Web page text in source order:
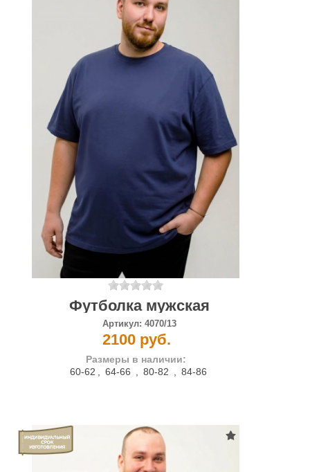
Футболка мужская
Артикул: 4070/13
2100 руб.
Размеры в наличии:
60-62 , 64-66 , 80-82 , 84-86